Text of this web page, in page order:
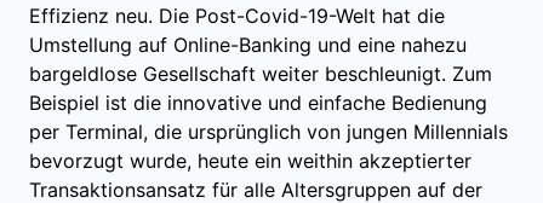
Effizienz neu. Die Post-Covid-19-Welt hat die
Umstellung auf Online-Banking und eine nahezu
bargeldlose Gesellschaft weiter beschleunigt. Zum
Beispiel ist die innovative und einfache Bedienung
per Terminal, die ursprünglich von jungen Millennials
bevorzugt wurde, heute ein weithin akzeptierter
Transaktionsansatz für alle Altersgruppen auf der